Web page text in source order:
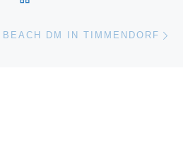
BEACH DM IN TIMMENDORF